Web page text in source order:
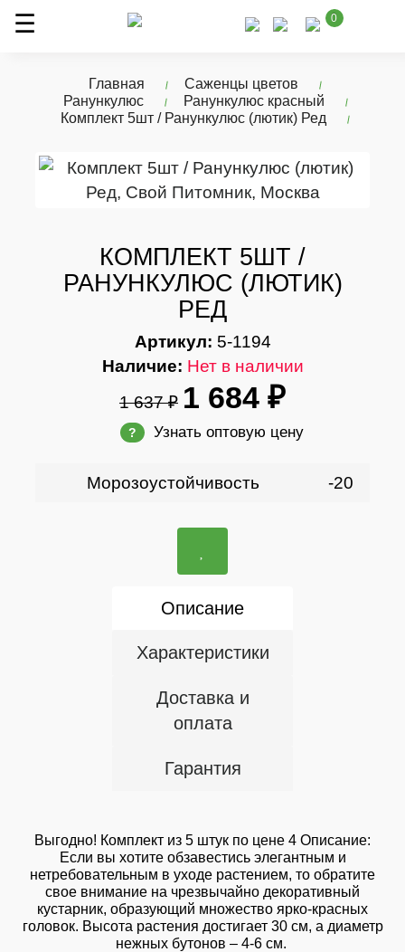
0
Главная
Саженцы цветов
Ранункулюс
Ранункулюс красный
Комплект 5шт / Ранункулюс (лютик) Ред
КОМПЛЕКТ 5ШТ /
РАНУНКУЛЮС (ЛЮТИК)
РЕД
Артикул: 5-1194
Наличие: Нет в наличии
1 637 ₽ 1 684 ₽
? Узнать оптовую цену
Морозоустойчивость -20
Описание
Характеристики
Доставка и
оплата
Гарантия
Выгодно! Комплект из 5 штук по цене 4 Описание:
Если вы хотите обзавестись элегантным и
нетребовательным в уходе растением, то обратите
свое внимание на чрезвычайно декоративный
кустарник, образующий множество ярко-красных
головок. Высота растения достигает 30 см, а диаметр
нежных бутонов – 4-6 см.